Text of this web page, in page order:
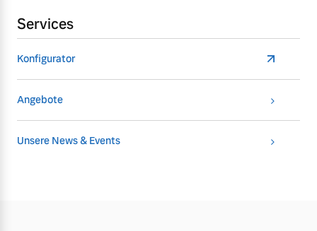
Services
Konfigurator
Angebote
Unsere News & Events